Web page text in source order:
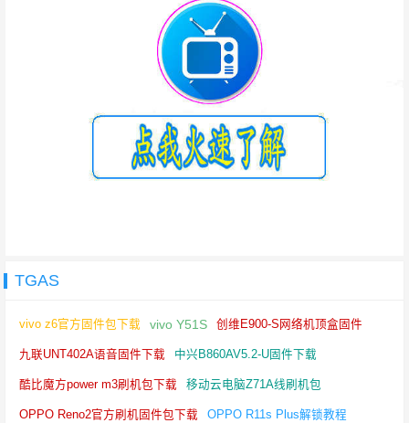
TGAS
vivo z6官方固件包下载 vivo Y51S 创维E900-S网络机顶盒固件
九联UNT402A语音固件下载 中兴B860AV5.2-U固件下载
酷比魔方power m3刷机包下载 移动云电脑Z71A线刷机包
OPPO Reno2官方刷机固件包下载 OPPO R11s Plus解锁教程